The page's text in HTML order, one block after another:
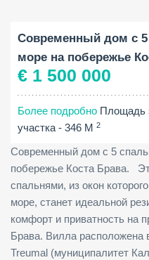
Современный дом с
море на побережье
€ 1 500 000
Более подробно Площадь
участка - 346 M 2
Современный дом с 5
побережье Коста Брава.
спальнями, из окон
море, станет идеальной
комфорт и приватность на
Брава. Вилла расположена
Treumal (муниципалитет